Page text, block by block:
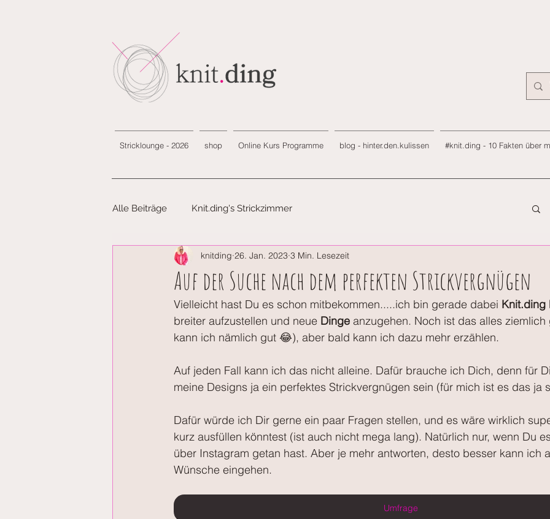
Stricklounge - 2026 shop Online Kurs Programme blog - hinter.den.kulissen #knit.ding - 10 Fakten über
Alle Beiträge Knit.ding's Strickzimmer
Auf der Suche nach dem perfekten Strickvergnügen
knitding 26. Jan. 2023 3 Min. Lesezeit
Vielleicht hast Du es schon mitbekommen.....ich bin gerade dabei Knit.ding
breiter aufzustellen und neue Dinge anzugehen. Noch ist das alles ziemlich
kann ich nämlich gut 😂), aber bald kann ich dazu mehr erzählen.
Auf jeden Fall kann ich das nicht alleine. Dafür brauche ich Dich, denn für
meine Designs ja ein perfektes Strickvergnügen sein (für mich ist es das ja
Dafür würde ich Dir gerne ein paar Fragen stellen, und es wäre wirklich
kurz ausfüllen könntest (ist auch nicht mega lang). Natürlich nur, wenn Du
über Instagram getan hast. Aber je mehr antworten, desto besser kann ich
Wünsche eingehen.
Umfrage